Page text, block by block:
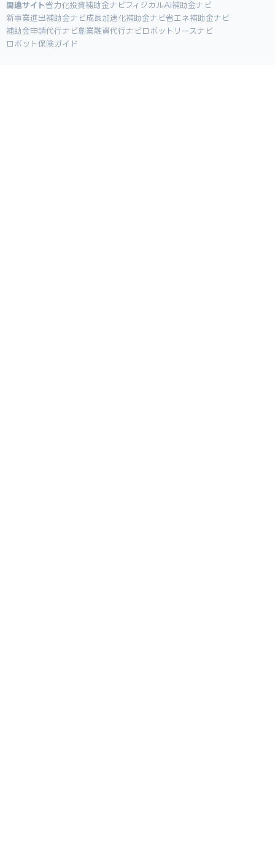
関連サイト省力化投資補助金ナビ フィジカルAI補助金ナビ
新事業進出補助金ナビ成長加速化補助金ナビ省エネ補助金ナビ
補助金申請代行ナビ創業融資代行ナビ ロボットリースナビ
ロボット保険ガイド